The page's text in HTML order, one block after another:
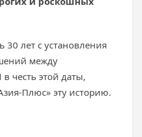
лет с установления
между
честь этой даты,
Плюс» эту историю.